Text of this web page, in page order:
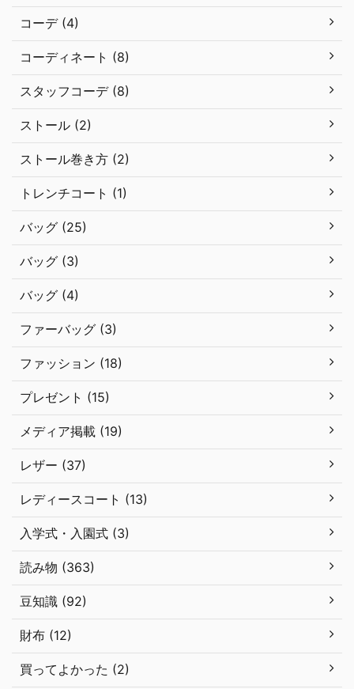
コーデ (4)
コーディネート (8)
スタッフコーデ (8)
ストール (2)
ストール巻き方 (2)
トレンチコート (1)
バッグ (25)
バッグ (3)
バッグ (4)
ファーバッグ (3)
ファッション (18)
プレゼント (15)
メディア掲載 (19)
レザー (37)
レディースコート (13)
入学式・入園式 (3)
読み物 (363)
豆知識 (92)
財布 (12)
買ってよかった (2)